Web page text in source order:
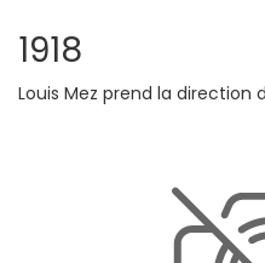
1918
Louis Mez prend la direction